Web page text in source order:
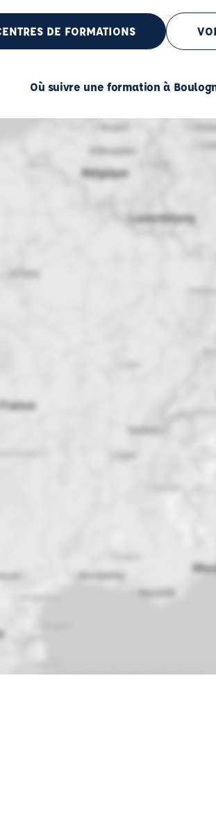
DE FORMATIONS
Où suivre une formation à
Prochaines sessions de formation à